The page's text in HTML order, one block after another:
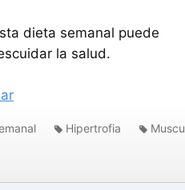
dieta semanal puede
la salud.
Hipertrofia